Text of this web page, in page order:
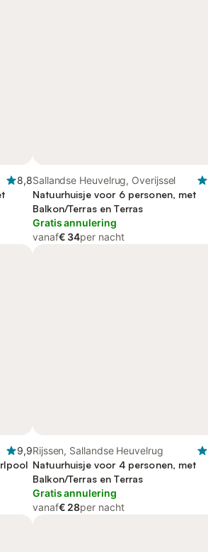
8,8Sallandse Heuvelrug, Overijssel
Natuurhuisje voor 6 personen, met
Balkon/Terras en Terras
Gratis annulering
vanaf€ 34per nacht
9,9Rijssen, Sallandse Heuvelrug
Natuurhuisje voor 4 personen, met
Balkon/Terras en Terras
Gratis annulering
vanaf€ 28per nacht